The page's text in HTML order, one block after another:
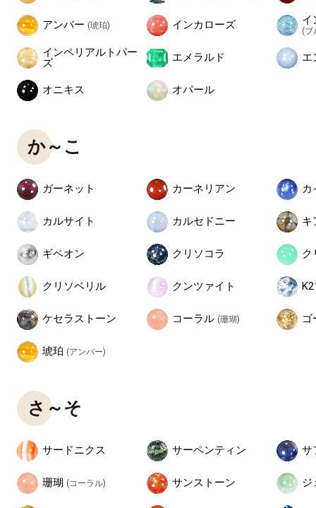
アンバー (琥珀) インカローズ イ
(ブ
インペリアルトパー
ズ
エメラルド エ
オニキス オパール
か～こ
ガーネット カーネリアン カ
カルサイト カルセドニー キ
ギベオン クリソコラ ク
クリソベリル クンツァイト
ケセラストーン コーラル (珊瑚) ゴ
琥珀 (アンバー)
さ～そ
サードニクス サーペンティン サ
珊瑚 (コーラル) サンストーン ジ